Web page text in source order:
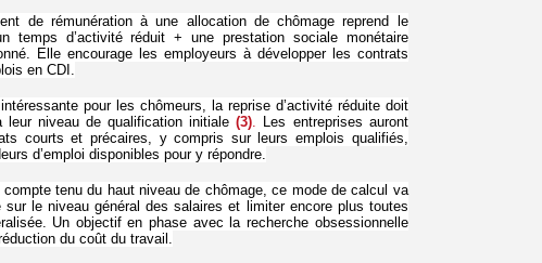
de rémunération à une allocation de chômage reprend le
temps d’activité réduit + une prestation sociale monétaire
Elle encourage les employeurs à développer les contrats
en CDI.
pour les chômeurs, la reprise d’activité réduite doit
niveau de qualification initiale (3). Les entreprises auront
courts et précaires, y compris sur leurs emplois qualifiés,
d’emploi disponibles pour y répondre.
tenu du haut niveau de chômage, ce mode de calcul va
sur le niveau général des salaires et limiter encore plus toutes
Un objectif en phase avec la recherche obsessionnelle
du coût du travail.